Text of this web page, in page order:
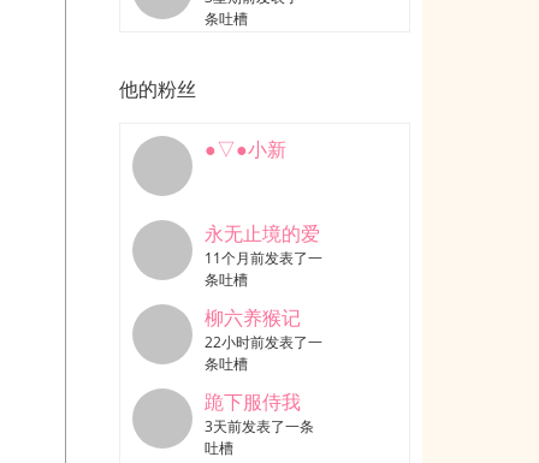
条吐槽
他的粉丝
●▽●小新
永无止境的爱
11个月前发表了一
条吐槽
柳六养猴记
22小时前发表了一
条吐槽
跪下服侍我
3天前发表了一条
吐槽